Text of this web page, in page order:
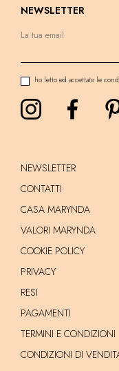
NEWSLETTER
ho letto ed accettato le
NEWSLETTER
CONTATTI
CASA MARYNDA
VALORI MARYNDA
COOKIE POLICY
PRIVACY
RESI
PAGAMENTI
TERMINI E CONDIZIONI
CONDIZIONI DI